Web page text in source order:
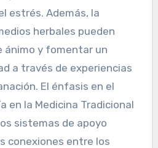
estrés. Además, la
herbales pueden
ánimo y fomentar un
a través de experiencias
El énfasis en el
en la Medicina Tradicional
sistemas de apoyo
conexiones entre los